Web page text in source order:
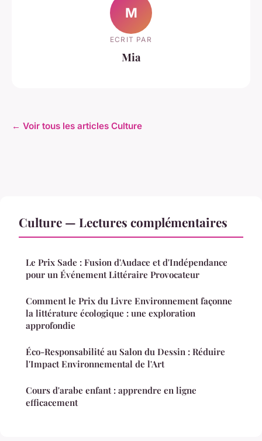
M
ECRIT PAR
Mia
← Voir tous les articles Culture
Culture — Lectures complémentaires
Le Prix Sade : Fusion d'Audace et d'Indépendance
pour un Événement Littéraire Provocateur
Comment le Prix du Livre Environnement façonne
la littérature écologique : une exploration
approfondie
Éco-Responsabilité au Salon du Dessin : Réduire
l'Impact Environnemental de l'Art
Cours d'arabe enfant : apprendre en ligne
efficacement